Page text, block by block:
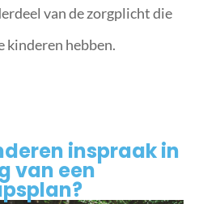
van de zorgplicht die
kinderen hebben.
inspraak in
van een